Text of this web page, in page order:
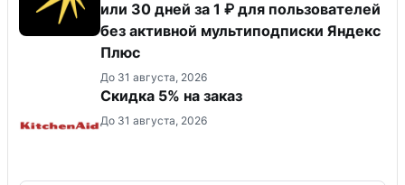
или 30 дней за 1 ₽ для пользователей
без активной мультиподписки Яндекс
Плюс
До 31 августа, 2026
Скидка 5% на заказ
До 31 августа, 2026